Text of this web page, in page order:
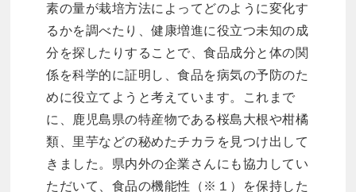
素の量が栽培方法によってどのように変化す
るかを調べたり、健康増進に役立つ未知の成
分を探したりすることで、食品成分と体の関
係を科学的に証明し、食品を病気の予防のた
めに役立てようと考えています。これまで
に、鹿児島県の特産物である桜島大根や柑橘
類、里芋などの秘めたチカラを見つけ出して
きました。県内外の企業さんにも協力してい
ただいて、食品の機能性（※１）を保持した